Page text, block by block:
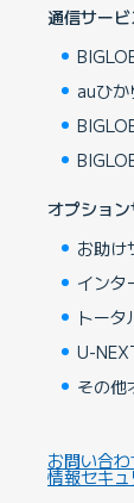
通信サービ
auひか
オプショ
お助け
インタ
トータ
U-
その他
お問い合
情報セキ